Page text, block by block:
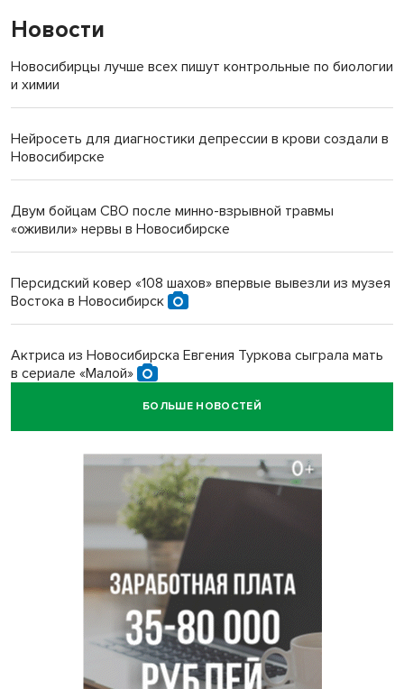
Новости
Новосибирцы лучше всех пишут контрольные по биологии
и химии
Нейросеть для диагностики депрессии в крови создали в
Новосибирске
Двум бойцам СВО после минно-взрывной травмы
«оживили» нервы в Новосибирске
Персидский ковер «108 шахов» впервые вывезли из музея
Востока в Новосибирск
Актриса из Новосибирска Евгения Туркова сыграла мать
в сериале «Малой»
БОЛЬШЕ НОВОСТЕЙ